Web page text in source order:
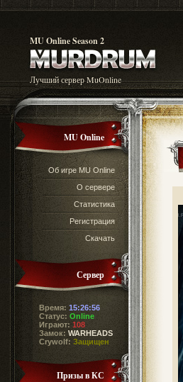
MU Online Season 2
Лучший сервер MuOnline
MU Online
Об игре MU Online
О сервере
Статистика
Регистрация
Скачать
Сервер
Время: 15:26:57
Статус: Online
Играют: 108
Замок: WARHEADS
Crywolf: Защищен
Призы в КС